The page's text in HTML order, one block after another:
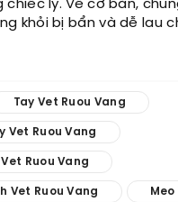
chiếc ly. Về cơ bản,
khỏi bị bẩn và dễ lau
Tay Vet Ruou Vang
Vet Ruou Vang
Vet Ruou Vang
Vet Ruou Vang